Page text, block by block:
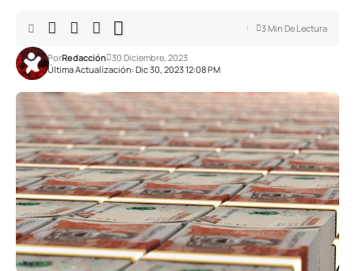
Última Actualización: Dic 30, 2023 12:08 PM
PorRedacción 30 Diciembre, 2023
3 Min De Lectura